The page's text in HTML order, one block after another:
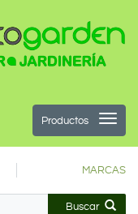
Productos
MARCAS
Buscar